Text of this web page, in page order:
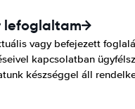
lefoglaltam
vagy befejezett
kapcsolatban
készséggel áll